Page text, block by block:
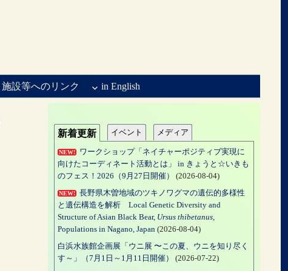
施設等へのリンク in English
新着更新 イベント メディア
NEW!
ワークショップ「ネイチャーポジティブ実現に
向けたコーディネート活動とは」 in きょうと☆いきも
のフェス！2026（9月27日開催）
(2026-08-04)
NEW!
長野県木曽地域のツキノワグマの遺伝的多様性
と遺伝構造を解析 Local Genetic Diversity and
Structure of Asian Black Bear, Ursus thibetanus,
Populations in Nagano, Japan (2026-08-04)
白浜水族館企画展「ウニ展 〜この夏、ウニを知り尽く
す～」（7月1日～1月11日開催）
(2026-07-22)